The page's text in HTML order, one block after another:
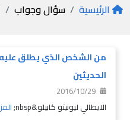
الرئيسية سؤال وجواب
من الشخص الذي يطلق
الحديثين
2016/10/29
الايطالي ليونيتو كابيلو&nbsp;